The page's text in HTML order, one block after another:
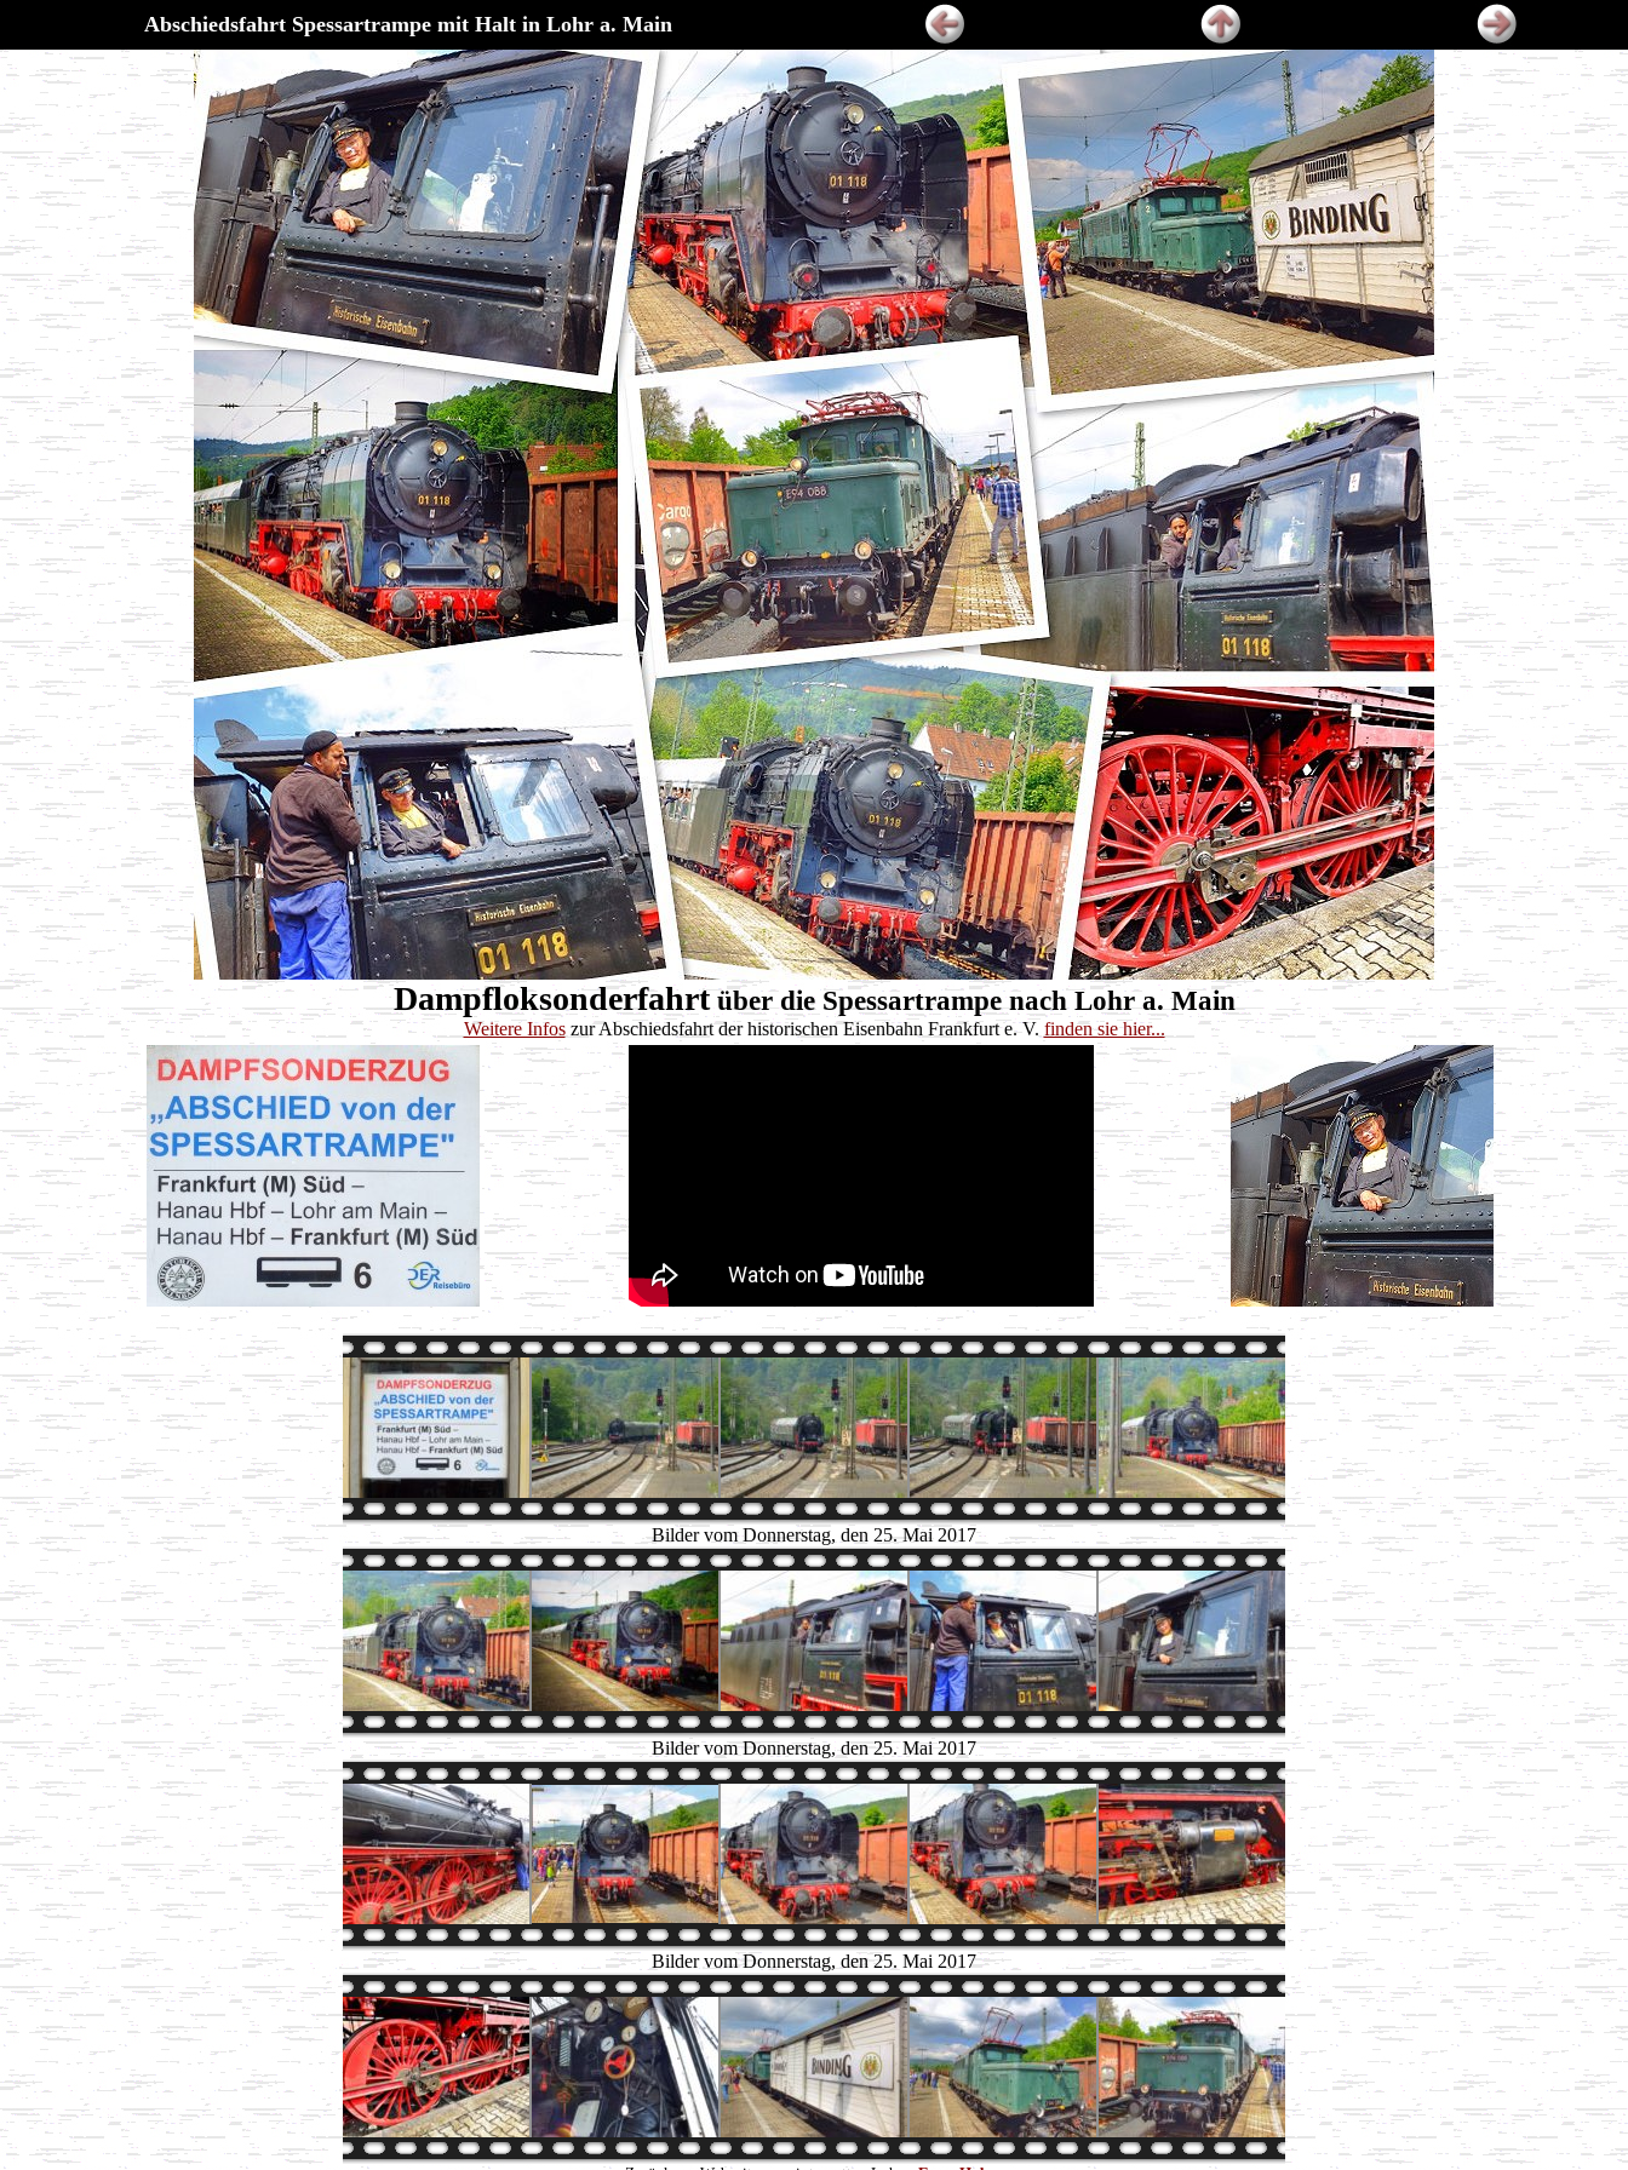
Abschiedsfahrt Spessartrampe mit Halt in Lohr a. Main
Dampfloksonderfahrtüber die Spessartrampe nach Lohr a. Main
Weitere Infoszur Abschiedsfahrt der historischen Eisenbahn Frankfurt e. V. finden sie hier...
Bilder vom Donnerstag, den 25. Mai 2017
Bilder vom Donnerstag, den 25. Mai 2017
Bilder vom Donnerstag, den 25. Mai 2017